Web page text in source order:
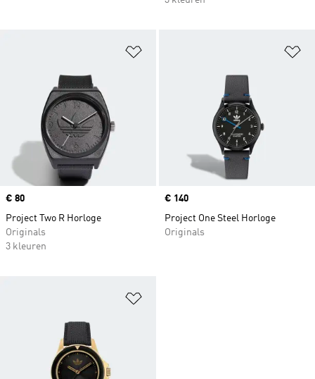
Price
€ 80
Project Two R Horloge
Originals
3 kleuren
Price
€ 140
Project One Steel Horloge
Originals